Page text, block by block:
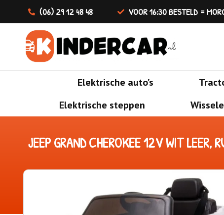
(06) 29 12 48 48 VOOR 16:30 BESTELD =
Elektrische auto’s
Elektrische steppen
JEEP GRAND CHEROKEE 12V WIT LEER,